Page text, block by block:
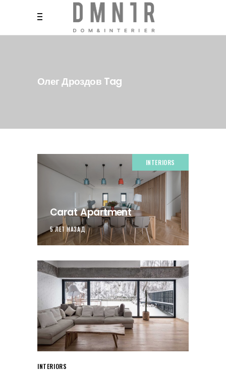
Олег Дроздов Tag
INTERIORS
Carat Apartment
5 ЛЕТ НАЗАД
INTERIORS